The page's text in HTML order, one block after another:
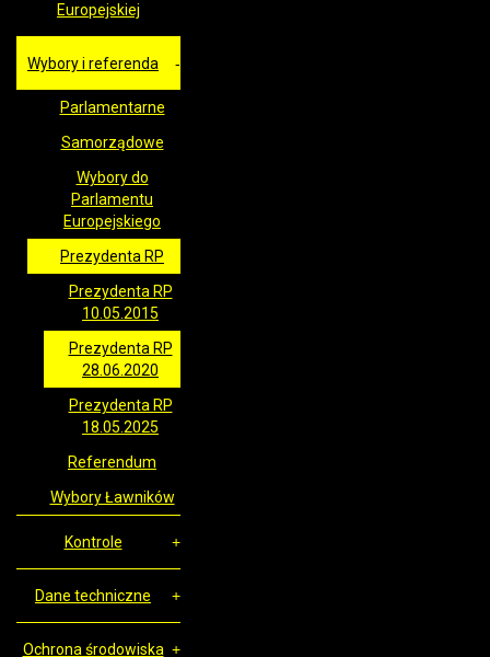
Europejskiej
Wybory i referenda
Parlamentarne
Samorządowe
Wybory do
Parlamentu
Europejskiego
Prezydenta RP
Prezydenta RP
10.05.2015
Prezydenta RP
28.06.2020
Prezydenta RP
18.05.2025
Referendum
Wybory Ławników
Kontrole
Dane techniczne
Ochrona środowiska